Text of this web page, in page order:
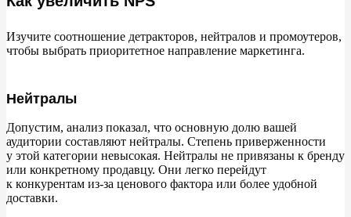
Изучите соотношение детракторов, нейтралов и промоутеров,
чтобы выбрать приоритетное направление маркетинга.
Нейтралы
Допустим, анализ показал, что основную долю вашей
аудитории составляют нейтралы. Степень приверженности
у этой категории невысокая. Нейтралы не привязаны к бренду
или конкретному продавцу. Они легко перейдут
к конкурентам из-за ценового фактора или более удобной
доставки.